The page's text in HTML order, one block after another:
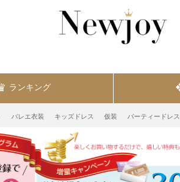
ランキング
バレエ衣装 キッズドレス 仮装 パーティードレス